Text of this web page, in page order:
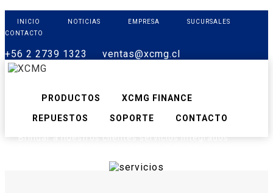
INICIO NOTICIAS EMPRESA
SUCURSALES
CONTACTO
+56 2 2739 1323 ventas@xcmg.cl
PRODUCTOS XCMG FINANCE
REPUESTOS SOPORTE
CONTACTO
Brindar a nuestros clientes servicios integrados